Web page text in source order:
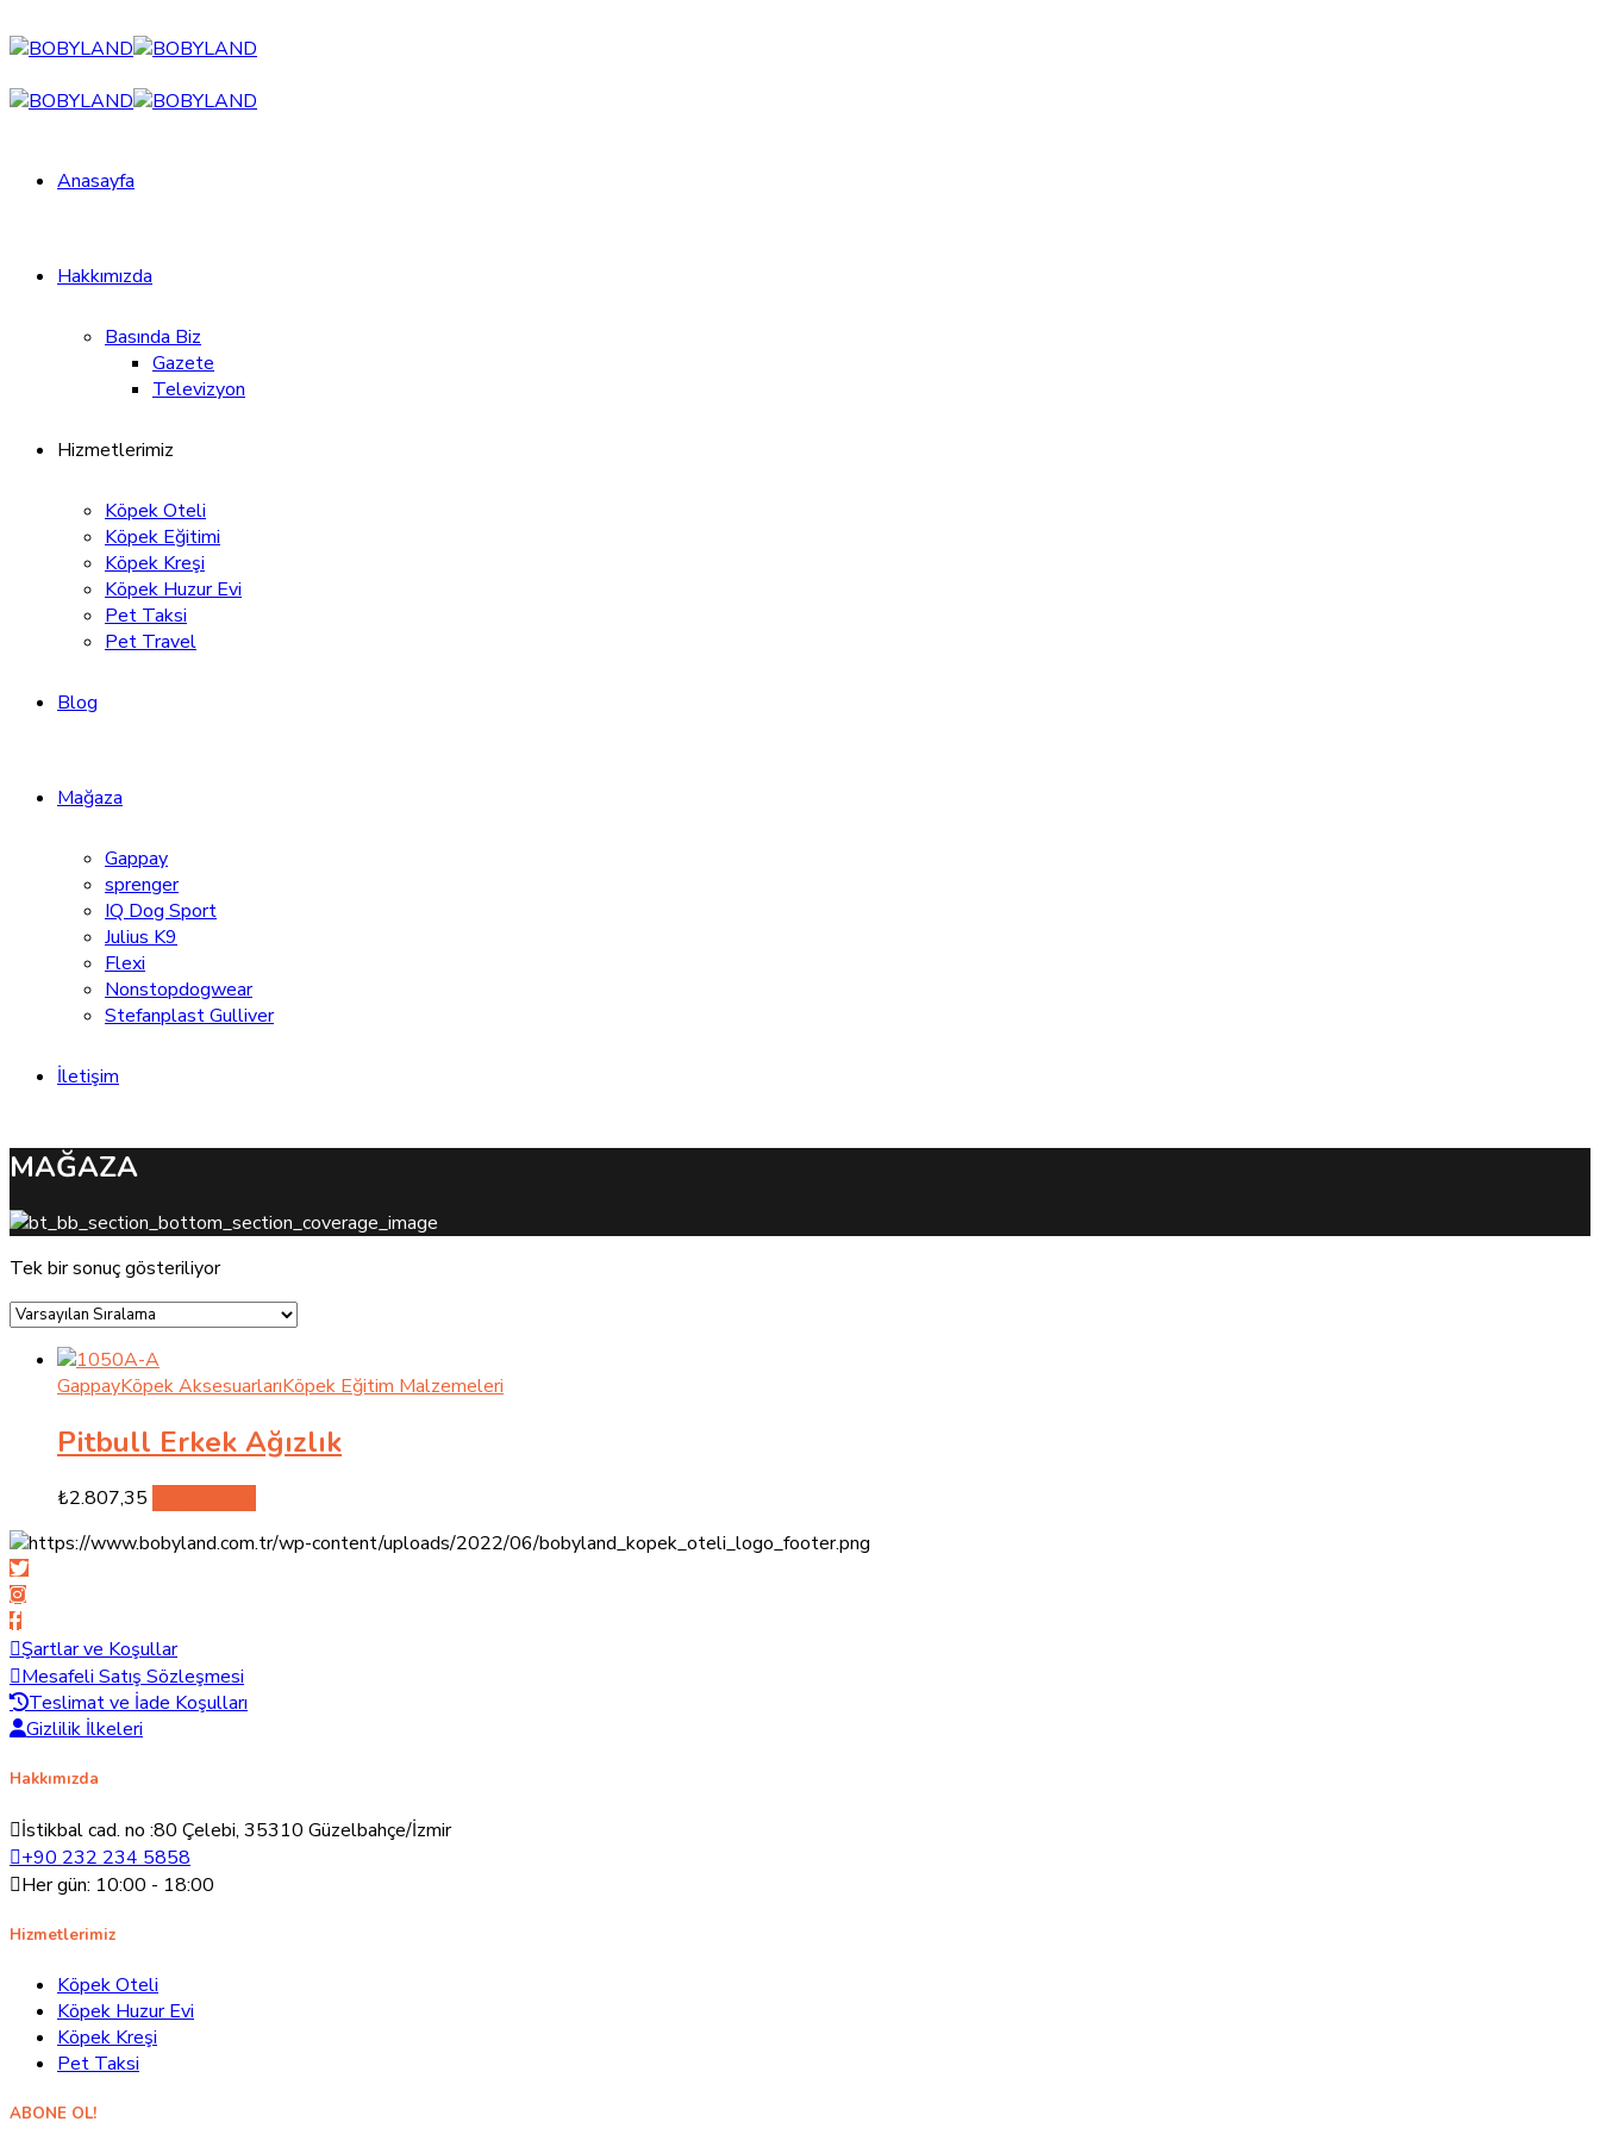
Anasayfa
Hakkımızda
Basında Biz
Gazete
Televizyon
Hizmetlerimiz
Köpek Oteli
Köpek Eğitimi
Köpek Kreşi
Köpek Huzur Evi
Pet Taksi
Pet Travel
Blog
Mağaza
Gappay
sprenger
IQ Dog Sport
Julius K9
Flexi
Nonstopdogwear
Stefanplast Gulliver
İletişim
MAĞAZA
Tek bir sonuç gösteriliyor
GappayKöpek AksesuarlarıKöpek Eğitim Malzemeleri
Pitbull Erkek Ağızlık
₺2.807,35
Şartlar ve Koşullar
Mesafeli Satış Sözleşmesi
Teslimat ve İade Koşulları
Gizlilik İlkeleri
Hakkımızda
İstikbal cad. no :80 Çelebi, 35310 Güzelbahçe/İzmir
+90 232 234 5858
Her gün: 10:00 - 18:00
Hizmetlerimiz
Köpek Oteli
Köpek Huzur Evi
Köpek Kreşi
Pet Taksi
ABONE OL!